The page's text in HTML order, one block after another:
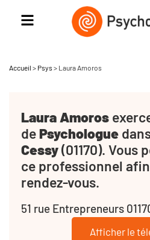
Accueil > Psys > Laura Amoros
Laura Amoros
dePsychologue
Cessy(01170). Vous
ce professionnel
rendez-vous.
51 rue Entrepreneurs
Afficher le